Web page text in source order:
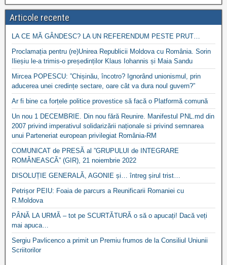
Articole recente
LA CE MĂ GÂNDESC? LA UN REFERENDUM PESTE PRUT…
Proclamația pentru (re)Unirea Republicii Moldova cu România. Sorin
Ilieșiu le-a trimis-o președinților Klaus Iohannis și Maia Sandu
Mircea POPESCU: ”Chișinău, încotro? Ignorând unionismul, prin
aducerea unei credințe sectare, oare cât va dura noul guvern?”
Ar fi bine ca forțele politice provestice să facă o Platformă comună
Un nou 1 DECEMBRIE. Din nou fără Reunire. Manifestul PNL.md din
2007 privind imperativul solidarizării naționale si privind semnarea
unui Parteneriat european privilegiat România-RM
COMUNICAT de PRESĂ al ”GRUPULUI de INTEGRARE
ROMÂNEASCĂ” (GIR), 21 noiembrie 2022
DISOLUȚIE GENERALĂ, AGONIE și… întreg șirul trist…
Petrișor PEIU: Foaia de parcurs a Reunificarii Romaniei cu
R.Moldova
PÂNĂ LA URMĂ – tot pe SCURTĂTURĂ o să o apucați! Dacă veți
mai apuca…
Sergiu Pavlicenco a primit un Premiu frumos de la Consiliul Uniunii
Scriitorilor